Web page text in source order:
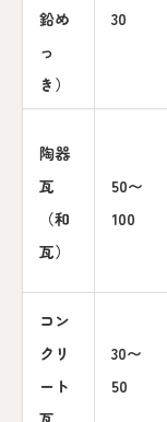
鉛め
っ
き）
30
陶器
瓦
（和
瓦）
50〜
100
コン
クリ
ート
30〜
50